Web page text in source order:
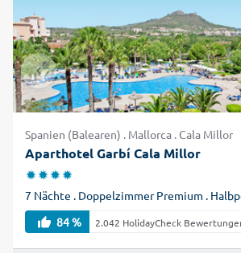
Spanien (Balearen) . Mallorca . Cala Millor
Aparthotel Garbí Cala Millor
7 Nächte . Doppelzimmer Premium .
84 %
2.042 HolidayCheck